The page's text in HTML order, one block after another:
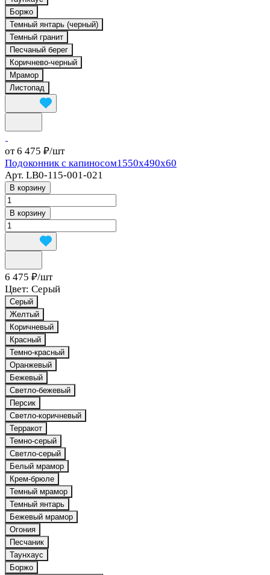
Боржо
Темный янтарь (черный)
Темный гранит
Песчаный берег
Коричнево-черный
Мрамор
Листопад
от 6 475 ₽/шт
Подоконник с капиносом1550x490x60
Арт. LB0-115-001-021
В корзину
В корзину
6 475 ₽/шт
Цвет: Серый
Серый
Желтый
Коричневый
Красный
Темно-красный
Оранжевый
Бежевый
Светло-бежевый
Персик
Светло-коричневый
Терракот
Темно-серый
Светло-серый
Белый мрамор
Крем-брюле
Темный мрамор
Темный янтарь
Бежевый мрамор
Огония
Песчаник
Таунхаус
Боржо